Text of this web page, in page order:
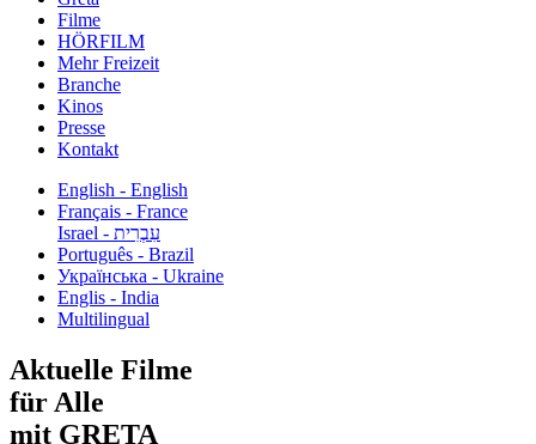
Filme
HÖRFILM
Mehr Freizeit
Branche
Kinos
Presse
Kontakt
English - English
Français - France
עִבְרִית - Israel
Português - Brazil
Українська - Ukraine
Englis - India
Multilingual
Aktuelle Filme
für Alle
mit GRETA